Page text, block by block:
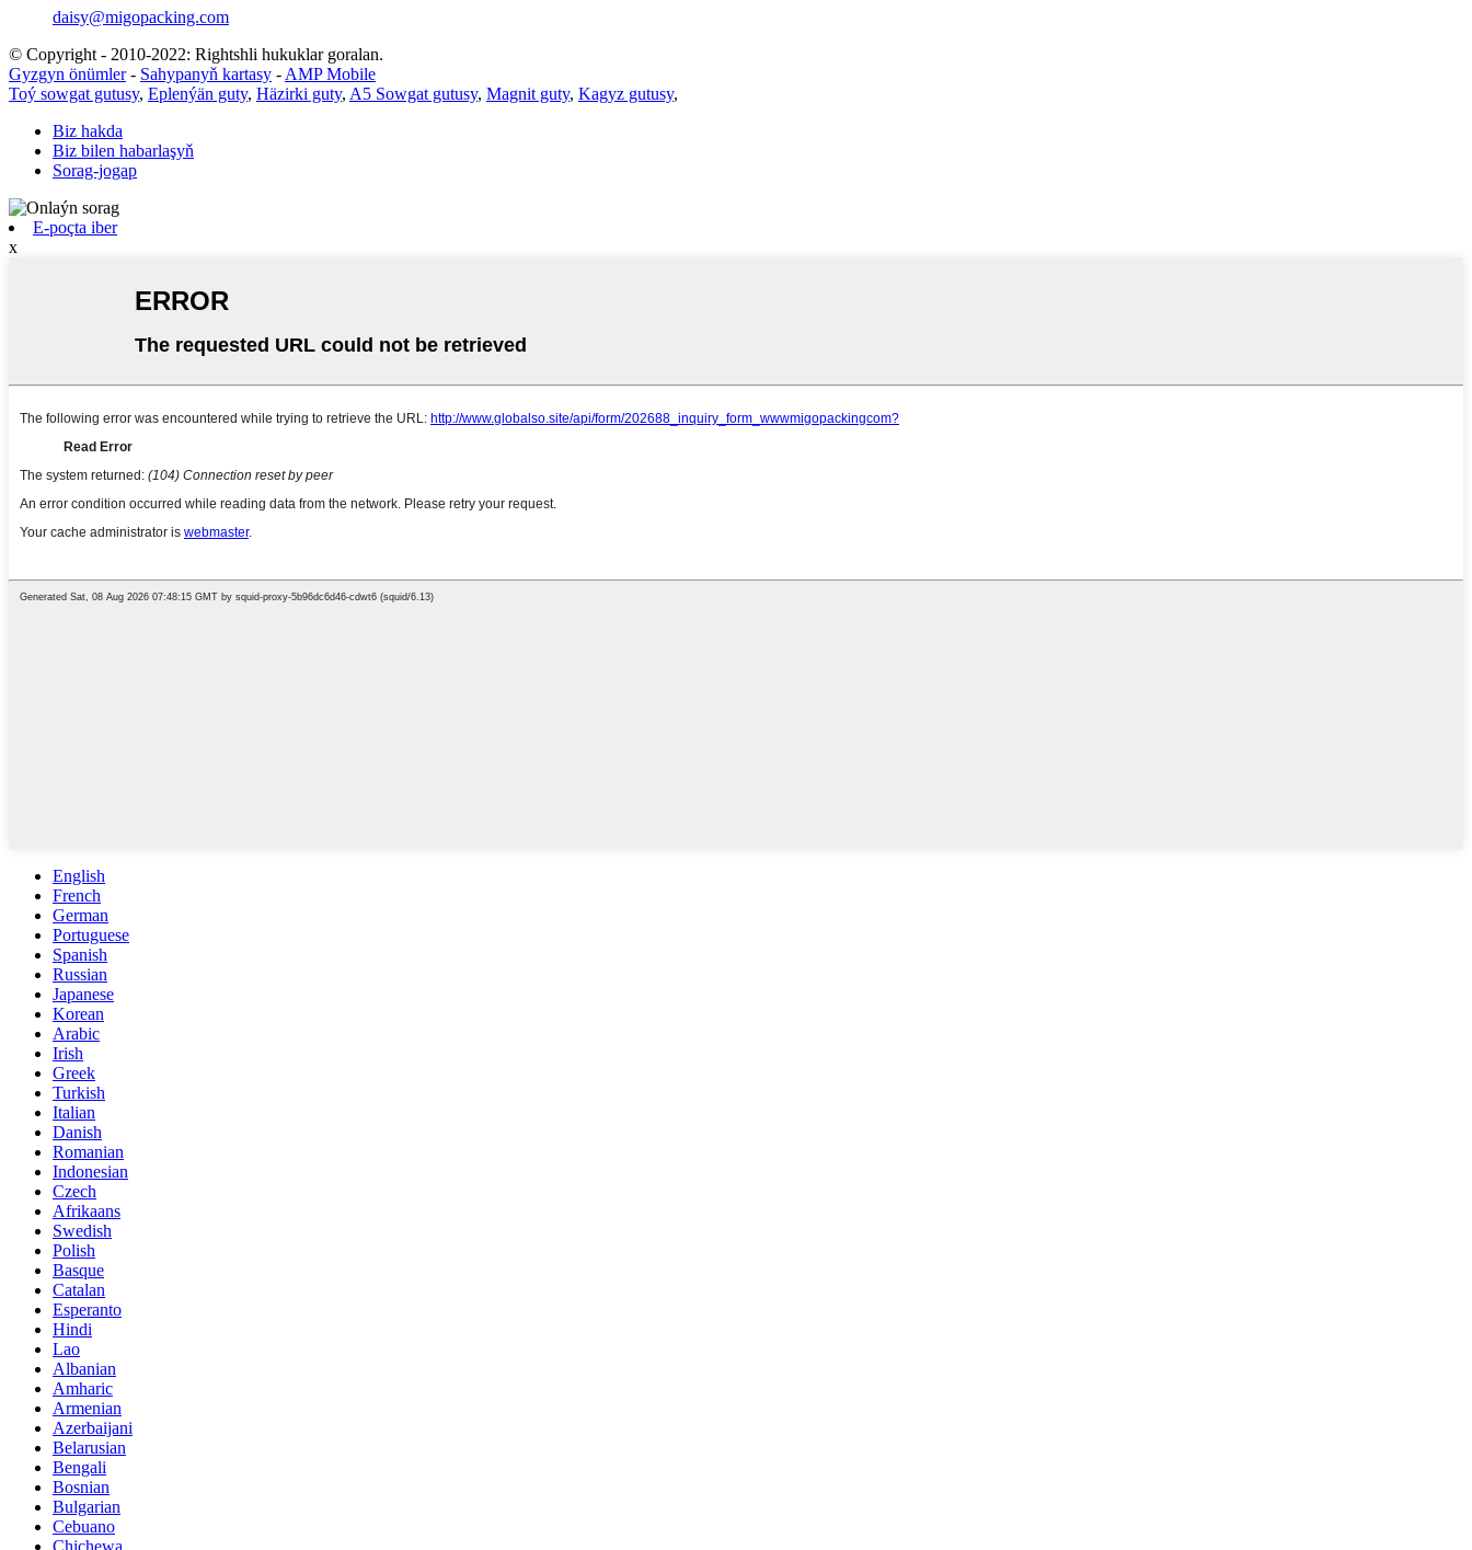
daisy@migopacking.com
© Copyright - 2010-2022: Rightshli hukuklar goralan.
Gyzgyn önümler- Sahypanyň kartasy - AMP Mobile
Toý sowgat gutusy, Eplenýän guty, Häzirki guty, A5 Sowgat gutusy, Magnit guty, Kagyz gutusy,
Biz hakda
Biz bilen habarlaşyň
Sorag-jogap
E-poçta iber
x
English
French
German
Portuguese
Spanish
Russian
Japanese
Korean
Arabic
Irish
Greek
Turkish
Italian
Danish
Romanian
Indonesian
Czech
Afrikaans
Swedish
Polish
Basque
Catalan
Esperanto
Hindi
Lao
Albanian
Amharic
Armenian
Azerbaijani
Belarusian
Bengali
Bosnian
Bulgarian
Cebuano